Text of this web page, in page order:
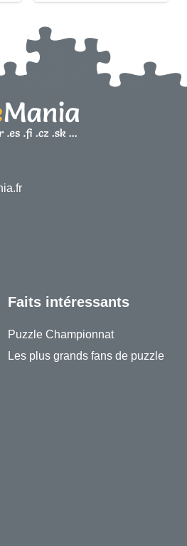
Faits intéressants
Puzzle Championnat
Les plus grands fans de puzzle